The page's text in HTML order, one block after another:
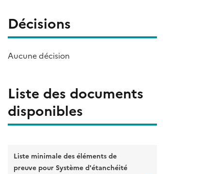
Décisions
Aucune décision
Liste des documents
disponibles
Liste minimale des éléments de
preuve pour Système d'étanchéité